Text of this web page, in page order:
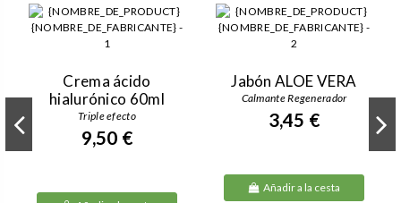
Crema ácido
hialurónico 60ml
Triple efecto
9,50 €
Jabón ALOE VERA
Calmante Regenerador
3,45 €
Añadir a la cesta